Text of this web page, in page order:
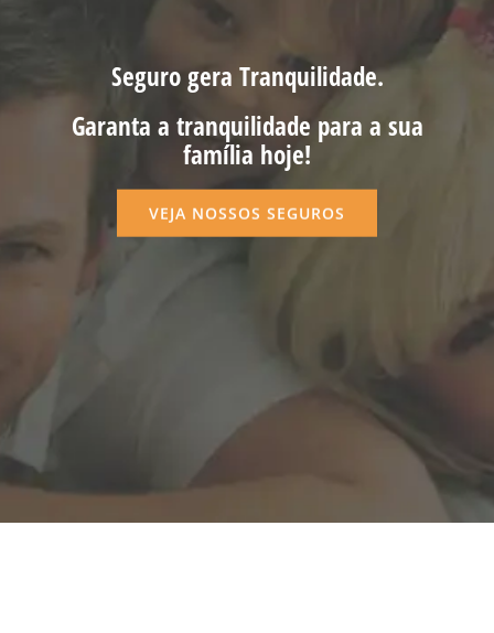
Seguro gera Tranquilidade.
Garanta a tranquilidade para a sua
família hoje!
VEJA NOSSOS SEGUROS